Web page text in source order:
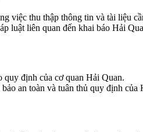
việc thu thập thông tin và tài liệu
luật liên quan đến khai báo Hải
quy định của cơ quan Hải Quan.
an toàn và tuân thủ quy định của